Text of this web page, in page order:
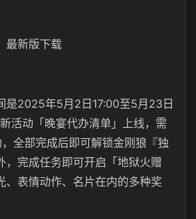
最新版下载
是2025年5月2日17:00至5月23日
活动「晚宴代办清单」上线，需
全部完成后即可解锁金刚狼『独
，完成任务即可开启「地狱火赠
、表情动作、名片在内的多种奖